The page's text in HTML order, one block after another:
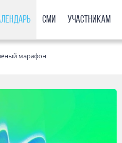
СМИ Участникам
марафон